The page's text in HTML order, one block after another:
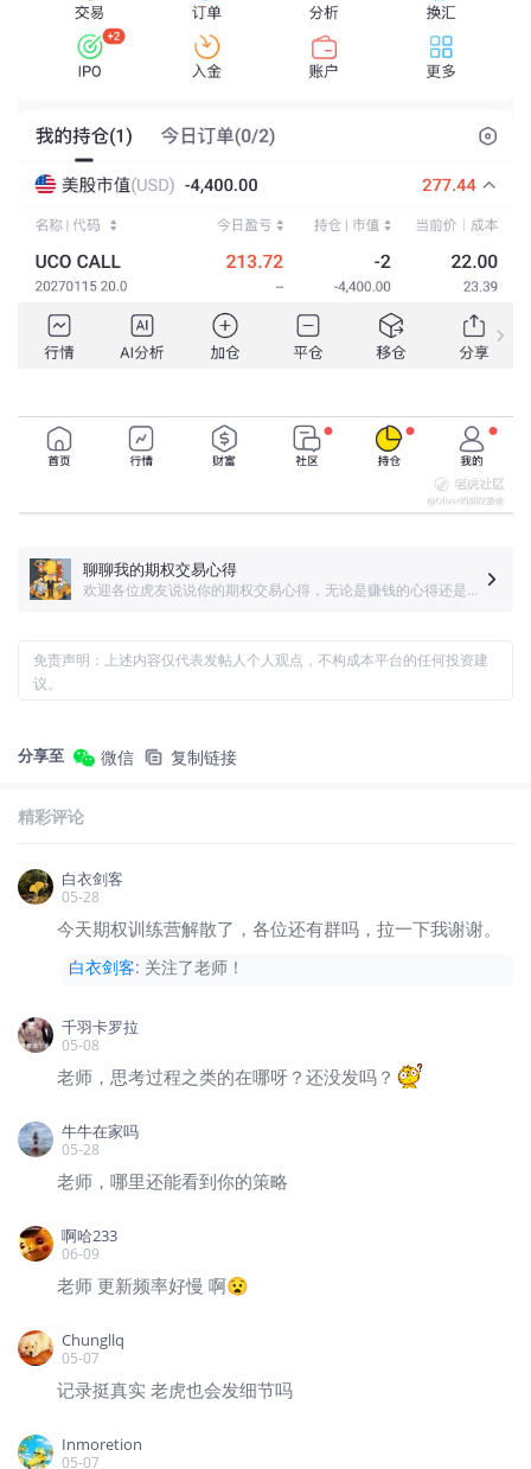
聊聊我的期权交易心得
欢迎各位虎友说说你的期权交易心得，无论是赚钱的心得还是亏钱的经验，都有助于共同成长。我们会选取有价值的分析，赠予期权免佣卡。另外还会随机3位虎友赠予老虎心动周边
免责声明：上述内容仅代表发帖人个人观点，不构成本平台的任何投资建
议。
分享至 微信 复制链接
精彩评论
白衣剑客
05-28
今天期权训练营解散了，各位还有群吗，拉一下我谢谢。
白衣剑客: 关注了老师！
千羽卡罗拉
05-08
老师，思考过程之类的在哪呀？还没发吗？
牛牛在家吗
05-28
老师，哪里还能看到你的策略
啊哈233
06-09
老师 更新频率好慢 啊😧
Chungllq
05-07
记录挺真实 老虎也会发细节吗
Inmoretion
05-07